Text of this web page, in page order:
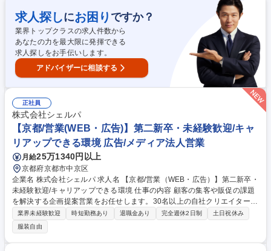
業や大学など幅広い顧客に対し、顧客視点に立ったコミュニケーション力
を発揮しながら、パンフレット・Webサイト・動画など多様なコンテンツ
制作を通じたプロモーション支援を行うポジションです。 募集職種 京都
【プロモーション支援】宝グループ/未経験歓迎/年休124日/土日祝休み!
求人探しにお困り ですか？
業界トップクラスの求人件数から
あなたの力を最大限に発揮できる
求人探しをお手伝いします。
アドバイザーに相談する
正社員
株式会社シェルパ
【京都/営業(WEB・広告)】第二新卒・未経験歓迎/キャ
リアップできる環境 広告/メディア法人営業
月給25万1340円以上
京都府京都市中京区
企業名 株式会社シェルパ 求人名 【京都/営業（WEB・広告）】第二新卒・
未経験歓迎/キャリアップできる環境 仕事の内容 顧客の集客や販促の課題
を解決する企画提案営業をお任せします。30名以上の自社クリエイターと
組み、Web・動画・紙・CGなど多彩な手法を用い、単なる制作物納品だ
けではなく本質的な課題解決をお任せします。 【詳細】■新規及び既存顧
客へのアプローチとヒアリング■課題解決に向けた戦略立案、企画書作
成、プレゼン■社内クリエイター（デザイナー等）との制作進行管理■効果
業界未経験歓迎 時短勤務あり 退職金あり 完全週休2日制
土日祝休み
服装自由